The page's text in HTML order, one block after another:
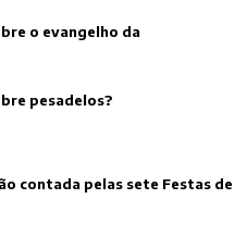
o evangelho da
pesadelos?
contada pelas sete Festas de